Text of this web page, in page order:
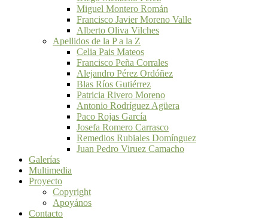
Miguel Montero Román
Francisco Javier Moreno Valle
Alberto Oliva Vilches
Apellidos de la P a la Z
Celia Pais Mateos
Francisco Peña Corrales
Alejandro Pérez Ordóñez
Blas Ríos Gutiérrez
Patricia Rivero Moreno
Antonio Rodríguez Agüera
Paco Rojas García
Josefa Romero Carrasco
Remedios Rubiales Domínguez
Juan Pedro Viruez Camacho
Galerías
Multimedia
Proyecto
Copyright
Apoyános
Contacto